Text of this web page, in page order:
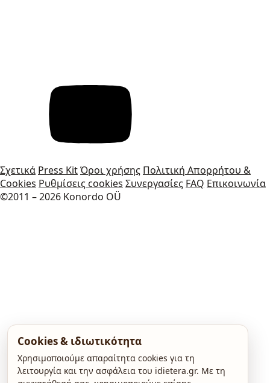
Σχετικά Press KitΌροι χρήσης Πολιτική Απορρήτου &
Cookies Ρυθμίσεις cookies Συνεργασίες FAQ Επικοινωνία
©2011 – 2026 Konordo OÜ
Cookies & ιδιωτικότητα
Χρησιμοποιούμε απαραίτητα cookies για τη
λειτουργία και την ασφάλεια του idietera.gr. Με τη